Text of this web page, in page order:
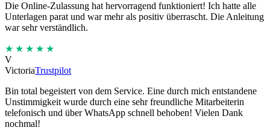
Die Online-Zulassung hat hervorragend funktioniert! Ich hatte alle
Unterlagen parat und war mehr als positiv überrascht. Die Anleitung
war sehr verständlich.
★★★★★
V
VictoriaTrustpilot
Bin total begeistert von dem Service. Eine durch mich entstandene
Unstimmigkeit wurde durch eine sehr freundliche Mitarbeiterin
telefonisch und über WhatsApp schnell behoben! Vielen Dank
nochmal!